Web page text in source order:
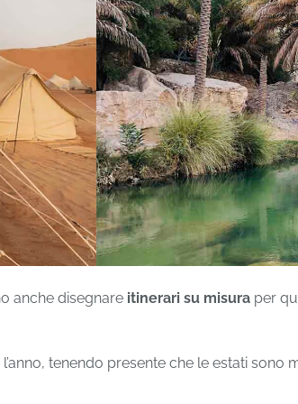
anche disegnare itinerari su misura per
tenendo presente che le estati